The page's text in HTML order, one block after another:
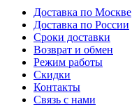
Доставка по Москве
Доставка по России
Сроки доставки
Возврат и обмен
Режим работы
Скидки
Контакты
Связь с нами